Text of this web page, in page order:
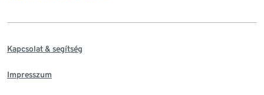
Kapcsolat & segítség
Impresszum